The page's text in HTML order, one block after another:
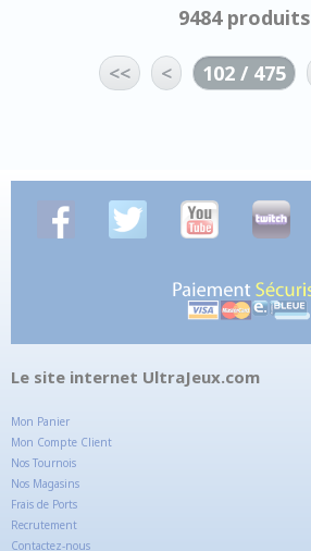
9484 produits
<< < 102 / 475
Le site internet UltraJeux.com
Mon Panier
Mon Compte Client
Nos Tournois
Nos Magasins
Frais de Ports
Recrutement
Contactez-nous